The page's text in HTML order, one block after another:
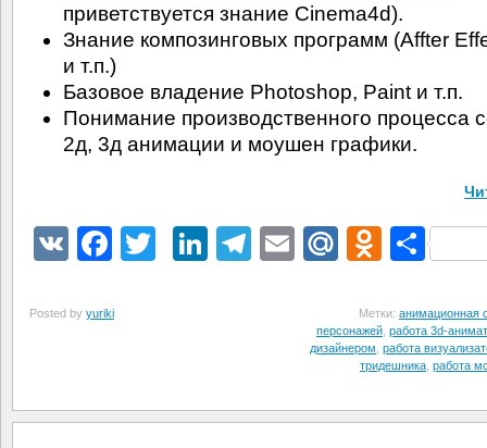
приветствуется знание Cinema4d).
Знание композинговых программ (Affter
и т.п.)
Базовое владение Photoshop, Paint и т.п.
Понимание производственного процесса
2д, 3д анимации и моушен графики.
VK Facebook
TwitterLinkedIn
Telegram
EmailMail.Ru
Posted by yuriki Метки: анимационная
персонажей работа 3d-
дизайнером работа
тридешника работа